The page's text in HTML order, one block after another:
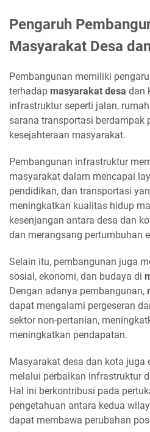
Pengaruh
Masyarakat Desa
Pembangunan memiliki
terhadap masyarakat desa dan
infrastruktur seperti jalan,
sarana transportasi berdampak
kesejahteraan masyarakat.
Pembangunan infrastruktur
masyarakat dalam mencapai
pendidikan, dan transportasi
meningkatkan kualitas hidup
kesenjangan antara desa dan
dan merangsang pertumbuhan
Selain itu, pembangunan juga
sosial, ekonomi, dan budaya di
Dengan adanya pembangunan,
dapat mengalami pergeseran
sektor non-pertanian,
meningkatkan pendapatan.
Masyarakat desa dan kota juga
melalui perbaikan infrastruktur
Hal ini berkontribusi pada
pengetahuan antara kedua
dapat membawa perubahan